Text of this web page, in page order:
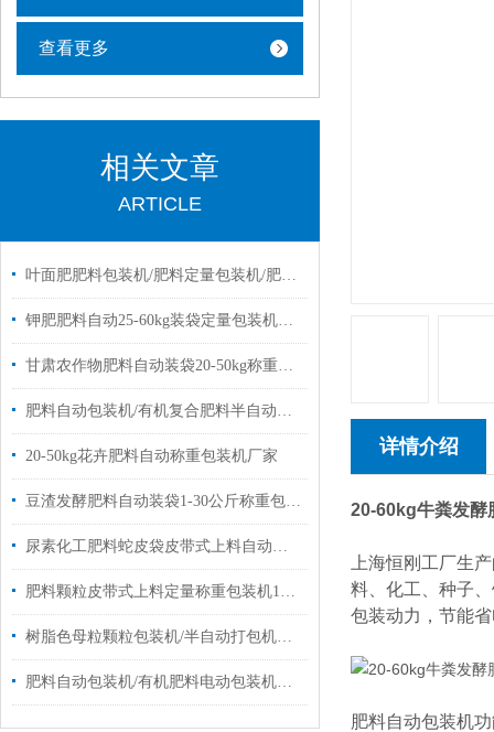
查看更多
相关文章
ARTICLE
叶面肥肥料包装机/肥料定量包装机/肥料称重包装机
钾肥肥料自动25-60kg装袋定量包装机简单操作
甘肃农作物肥料自动装袋20-50kg称重电子包装机厂家定制
肥料自动包装机/有机复合肥料半自动包装机厂家
20-50kg花卉肥料自动称重包装机厂家
豆渣发酵肥料自动装袋1-30公斤称重包装机厂家
尿素化工肥料蛇皮袋皮带式上料自动称重包装机厂家定制
肥料颗粒皮带式上料定量称重包装机10-50公斤
树脂色母粒颗粒包装机/半自动打包机厂家定制
肥料自动包装机/有机肥料电动包装机定制厂家
详情介绍
20-60kg牛粪发酵
上海恒刚工厂生
料、化工、种子
包装动力，节能
肥料自动包装机